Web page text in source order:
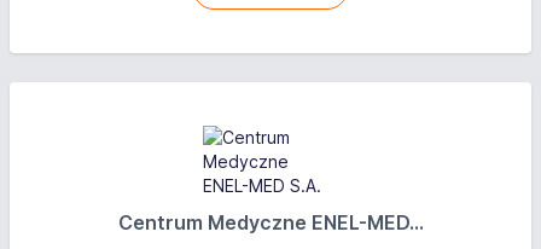
Centrum Medyczne ENEL-MED...